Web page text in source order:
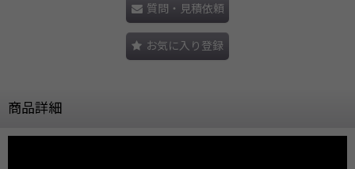
質問・見積依頼
お気に入り登録
商品詳細